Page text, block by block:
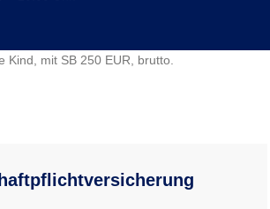
mit SB 250 EUR, brutto.